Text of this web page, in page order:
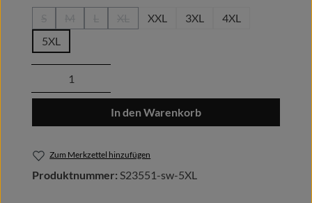
(Diese Option ist zurzeit nicht verfügbar.)
(Diese Option ist zurzeit nicht verfügbar.)
(Diese Option ist zurzeit nicht verfügbar.)
(Diese Option ist zurzeit nicht verfügbar.)
XXL 3XL
4XL
5XL
Produkt Anzahl: Gib den gewünschten
In den Warenkorb
Zum Merkzettel hinzufügen
Produktnummer: S23551-sw-5XL